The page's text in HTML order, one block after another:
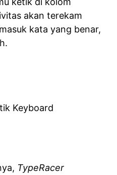
akan terekam
kata yang benar,
TypeRacer